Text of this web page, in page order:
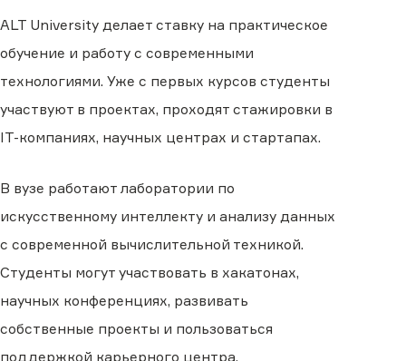
ALT University делает ставку на практическое
обучение и работу с современными
технологиями. Уже с первых курсов студенты
участвуют в проектах, проходят стажировки в
IT-компаниях, научных центрах и стартапах.
В вузе работают лаборатории по
искусственному интеллекту и анализу данных
с современной вычислительной техникой.
Студенты могут участвовать в хакатонах,
научных конференциях, развивать
собственные проекты и пользоваться
поддержкой карьерного центра.